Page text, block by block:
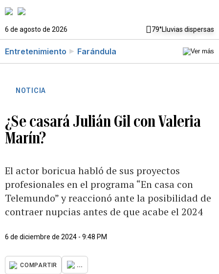
6 de agosto de 2026 79°Lluvias dispersas
Entretenimiento Farándula
NOTICIA
¿Se casará Julián Gil con Valeria
Marín?
El actor boricua habló de sus proyectos
profesionales en el programa “En casa con
Telemundo” y reaccionó ante la posibilidad de
contraer nupcias antes de que acabe el 2024
6 de diciembre de 2024 - 9:48 PM
COMPARTIR ...